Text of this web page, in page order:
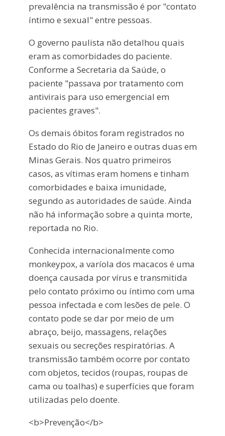
prevalência na transmissão é por "contato
íntimo e sexual" entre pessoas.
O governo paulista não detalhou quais
eram as comorbidades do paciente.
Conforme a Secretaria da Saúde, o
paciente "passava por tratamento com
antivirais para uso emergencial em
pacientes graves".
Os demais óbitos foram registrados no
Estado do Rio de Janeiro e outras duas em
Minas Gerais. Nos quatro primeiros
casos, as vítimas eram homens e tinham
comorbidades e baixa imunidade,
segundo as autoridades de saúde. Ainda
não há informação sobre a quinta morte,
reportada no Rio.
Conhecida internacionalmente como
monkeypox, a varíola dos macacos é uma
doença causada por vírus e transmitida
pelo contato próximo ou íntimo com uma
pessoa infectada e com lesões de pele. O
contato pode se dar por meio de um
abraço, beijo, massagens, relações
sexuais ou secreções respiratórias. A
transmissão também ocorre por contato
com objetos, tecidos (roupas, roupas de
cama ou toalhas) e superfícies que foram
utilizadas pelo doente.
<b>Prevenção</b>